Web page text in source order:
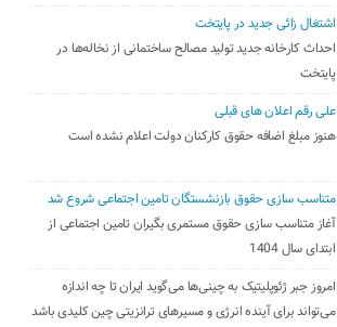
اشتغال زائی جدید در پایتخت
احداث کارخانه جدید تولید مصالح ساختمانی از نخاله‌ها در
پایتخت
علی رقم اعلان های قبلی
هنوز مبلغ اضافه حقوق کارکنان دولت اعلام نشده است
متناسب سازی حقوق بازنشستگان تامین اجتماعی شروع شد
آغاز متناسب سازی حقوق مستمری بگیران تامین اجتماعی از
ابتدای سال 1404
امروز جبر ژئوپلیتیک به چینی‌ها می‌گوید ایران تا چه اندازه
می‌تواند برای آینده انرژی و مسیرهای ترانزیتی چین کلیدی باشد